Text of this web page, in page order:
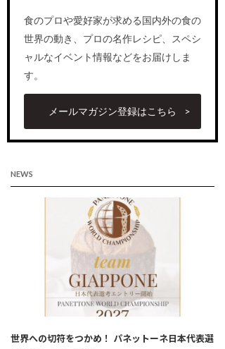
食のプロや愛好家が求める国内外の食の
世界の動き、プロの名作レシピ、スペシ
ャルなイベント情報などをお届けしま
す。
メールマガジン登録はこちら
NEWS
世界への切符をつかめ！ パネットーネ日本代表選